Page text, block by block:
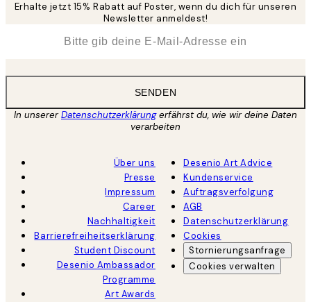
Erhalte jetzt 15% Rabatt auf Poster, wenn du dich für unseren
Newsletter anmeldest!
SENDEN
In unsererDatenschutzerklärungerfährst du, wie wir deine Daten
verarbeiten
Über uns
Presse
Impressum
Career
Nachhaltigkeit
Barrierefreiheitserklärung
Student Discount
Desenio Ambassador
Programme
Art Awards
Desenio Art Advice
Kundenservice
Auftragsverfolgung
AGB
Datenschutzerklärung
Cookies
Stornierungsanfrage
Cookies verwalten